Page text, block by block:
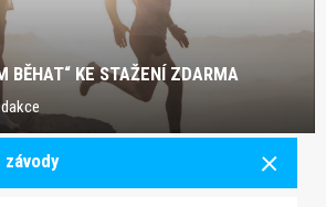
BĚHAT“ KE STAŽENÍ ZDARMA